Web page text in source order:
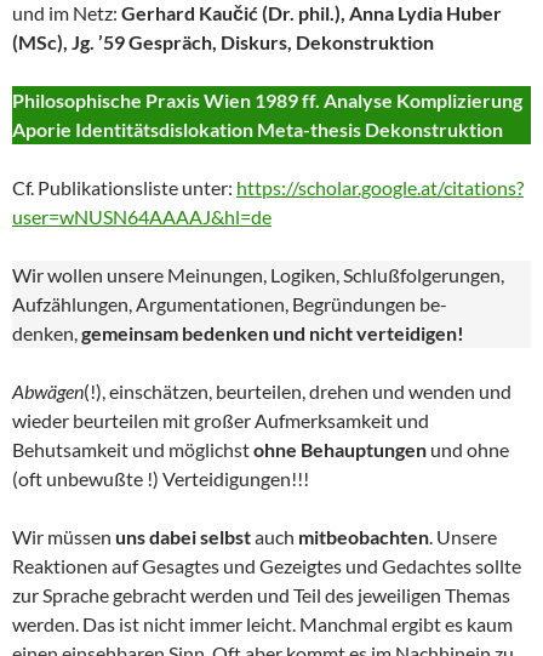
und im Netz: Gerhard Kaučić (Dr. phil.), Anna Lydia Huber
(MSc), Jg. ’59 Gespräch, Diskurs, Dekonstruktion
Philosophische Praxis Wien 1989 ff. Analyse Komplizierung
Aporie Identitätsdislokation Meta-thesis Dekonstruktion
Cf. Publikationsliste unter: https://scholar.google.at/citations?
user=wNUSN64AAAAJ&hl=de
Wir wollen unsere Meinungen, Logiken, Schlußfolgerungen,
Aufzählungen, Argumentationen, Begründungen be-
denken,gemeinsam bedenken und nicht verteidigen!
Abwägen(!), einschätzen, beurteilen, drehen und wenden und
wieder beurteilen mit großer Aufmerksamkeit und
Behutsamkeit und möglichstohne Behauptungen und ohne
(oft unbewußte !) Verteidigungen!!!
Wir müssen uns dabei selbstauch mitbeobachten. Unsere
Reaktionen auf Gesagtes und Gezeigtes und Gedachtes sollte
zur Sprache gebracht werden und Teil des jeweiligen Themas
werden. Das ist nicht immer leicht. Manchmal ergibt es kaum